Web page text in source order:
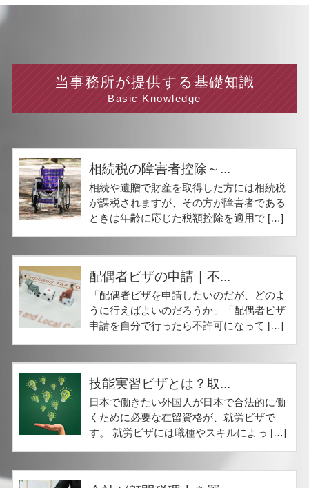
当事務所が提供する基礎知識
Basic Knowledge
相続税の障害者控除～...
相続や遺贈で財産を取得した方には相続税
が課税されますが、その方が障害者である
ときは年齢に応じた税額控除を適用で […]
配偶者ビザの申請｜不...
「配偶者ビザを申請したいのだが、どのよ
うに行えばよいのだろうか」「配偶者ビザ
申請を自分で行ったら不許可になって […]
技能実習ビザとは？取...
日本で働きたい外国人が日本で合法的に働
くために必要な在留資格が、就労ビザで
す。 就労ビザには職種やスキルによっ […]